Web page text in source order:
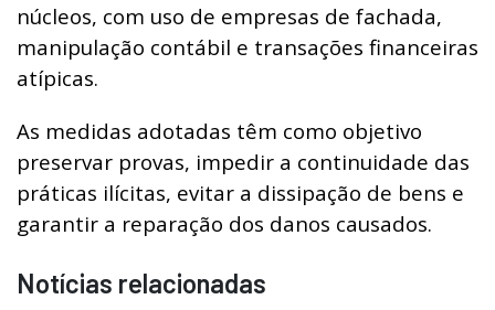
núcleos, com uso de empresas de fachada,
manipulação contábil e transações financeiras
atípicas.
As medidas adotadas têm como objetivo
preservar provas, impedir a continuidade das
práticas ilícitas, evitar a dissipação de bens e
garantir a reparação dos danos causados.
Notícias relacionadas